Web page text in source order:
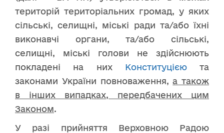
територій територіальних громад, у яких
сільські, селищні, міські ради та/або їхні
виконавчі органи, та/або сільські,
селищні, міські голови не здійснюють
покладені на них Конституцієюта
законами України повноваження,а також
в інших випадках, передбачених цим
Законом.
У разі прийняття Верховною Радою